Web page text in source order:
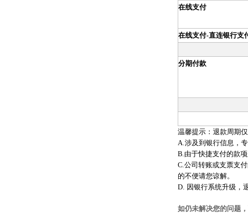
在线支付
在线支付-直连银行支
分期付款
温馨提示：退款周期
A.涉及到银行信息，
B.由于快捷支付的款
C.公司转账或支票支
的不便请您谅解。
D. 因银行系统升级，
如仍未解决您的问题